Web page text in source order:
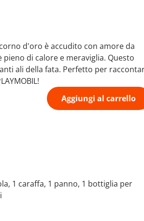
d'oro è accudito con amore da
di calore e meraviglia. Questo
ali della fata. Perfetto per
Aggiungi al carrello
1 caraffa, 1 panno, 1 bottiglia per